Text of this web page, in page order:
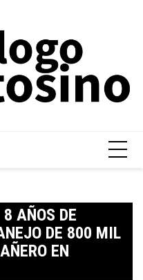
AÑOS DE
DE 800 MIL
EN